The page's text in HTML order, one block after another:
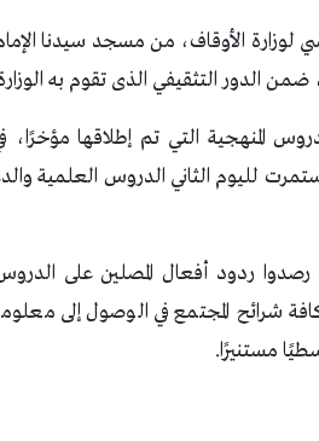
لوزارة الأوقاف، من مسجد سيدنا
الدور التثقيفي الذى تقوم به
المنهجية التي تم إطلاقها
لليوم الثاني الدروس العلمية
رصدوا ردود أفعال المصلين على
كافة شرائح المجتمع في الوصول إلى
مستنيرًا.